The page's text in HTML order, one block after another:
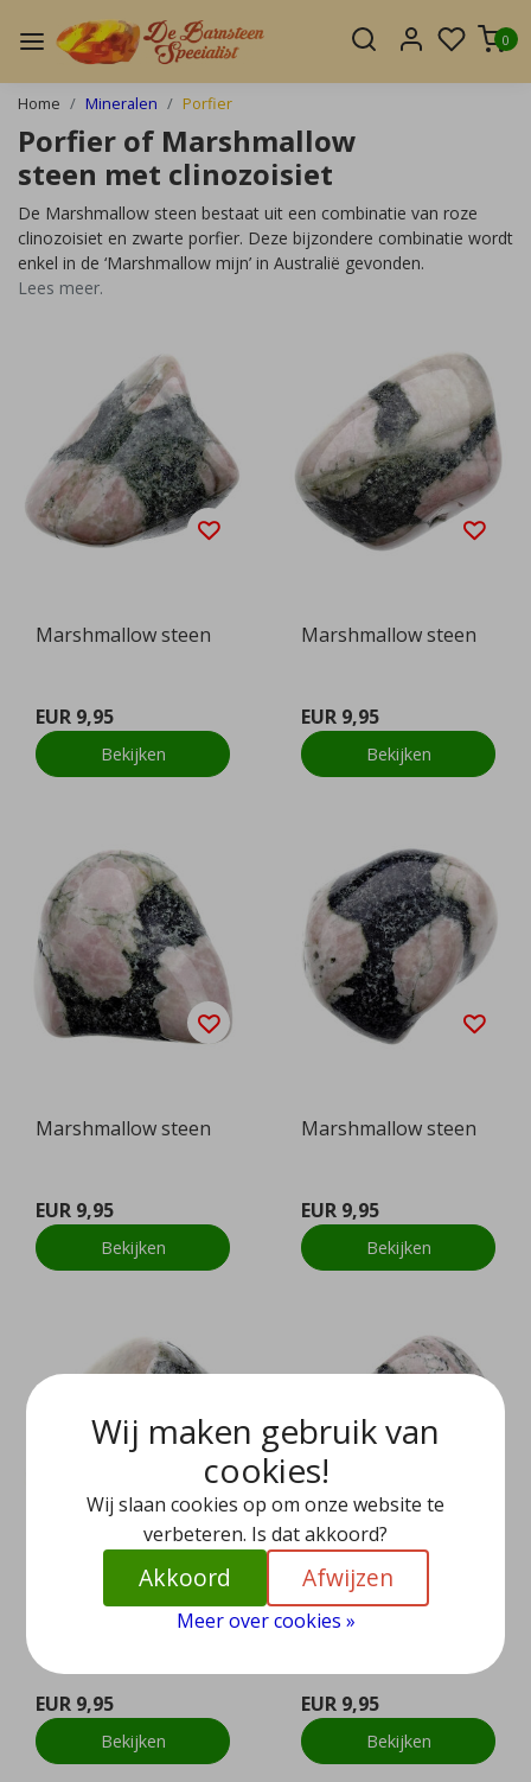
0
Home Mineralen Porfier
Porfier of Marshmallow
steen met clinozoisiet
De Marshmallow steen bestaat uit een combinatie van roze
clinozoisiet en zwarte porfier. Deze bijzondere combinatie wordt
enkel in de ‘Marshmallow mijn’ in Australië gevonden.
Lees meer.
Marshmallow steen
EUR 9,95
Bekijken
Marshmallow steen
EUR 9,95
Bekijken
Marshmallow steen
EUR 9,95
Bekijken
Marshmallow steen
EUR 9,95
Bekijken
Marshmallow steen
EUR 9,95
Bekijken
Marshmallow steen
EUR 9,95
Bekijken
Wij maken gebruik van
cookies!
Wij slaan cookies op om onze website te
verbeteren. Is dat akkoord?
Akkoord Afwijzen
Meer over cookies »